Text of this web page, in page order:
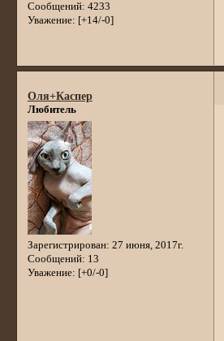
Сообщений: 4233
Уважение: [+14/-0]
Оля+Каспер
Любитель
Зарегистрирован: 27 июня, 2017г.
Сообщений: 13
Уважение: [+0/-0]